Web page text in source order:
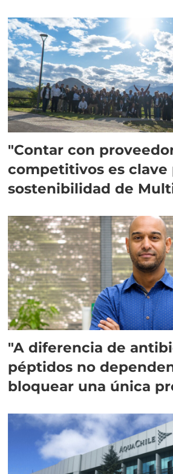
"Contar con
competitivos es clave
sostenibilidad de
"A diferencia de
péptidos no
bloquear una única